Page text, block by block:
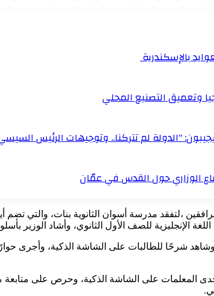
بالإسكندرية
وتعميق التصنيع المحلي
“الدولة لم تتركنا.. وتوجيهات الرئيس
الوزاري حول القدس في عمّان
الإنجليزية للصف الأول الثانوي، وأشاد الوزير
وشاهد شرحًا للطالبات على الشاشة الذكية، وأجرى
المعلمات على الشاشة الذكية، وحرص على